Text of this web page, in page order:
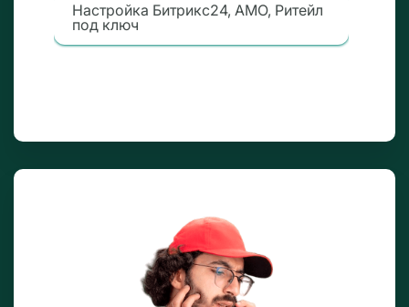
Настройка Битрикс24, AMO, Ритейл
под ключ